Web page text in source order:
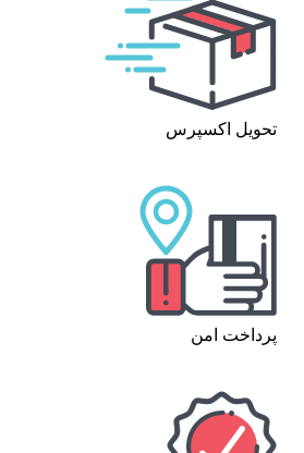
تحویل اکسپرس
پرداخت امن